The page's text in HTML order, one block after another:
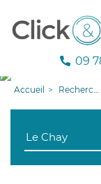
09
Accueil Recherche aide à domicile